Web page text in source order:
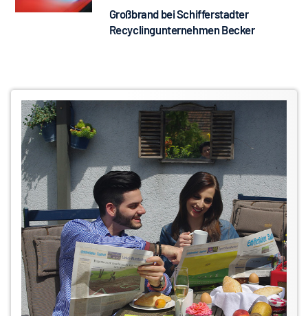
Großbrand bei Schifferstadter
Recyclingunternehmen Becker